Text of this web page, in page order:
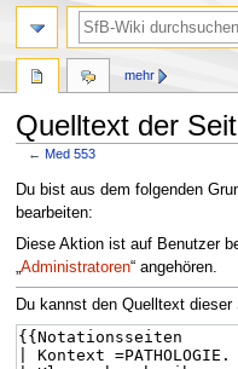
Quelltext der
← Med 553
Zur
Navigation
springen
Zur
Suche
springen
Du bist aus dem folgenden
bearbeiten:
Diese Aktion ist auf Benutzer
Administratoren“ angehören.
Du kannst den Quelltext
mehr